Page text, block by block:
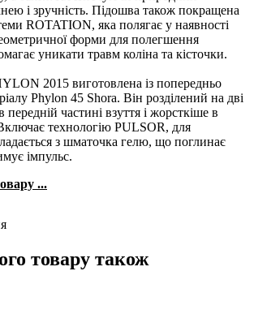
і зручність. Підошва також покращена
ROTATION, яка полягає у наявності
форми для полегшення
уникати травм коліна та кісточки.
2015 виготовлена ​​із попередньо
Phylon 45 Shora. Він розділений на дві
частині взуття і жорсткіше в
технологію PULSOR, для
з шматочка гелю, що поглинає
імпульс.
...
товару також